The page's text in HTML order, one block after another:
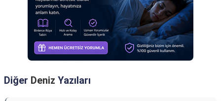
Diğer Deniz Yazıları